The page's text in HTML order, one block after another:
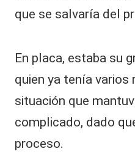
que se salvaría del
En placa, estaba su
quien ya tenía varios
situación que
complicado, dado
proceso.